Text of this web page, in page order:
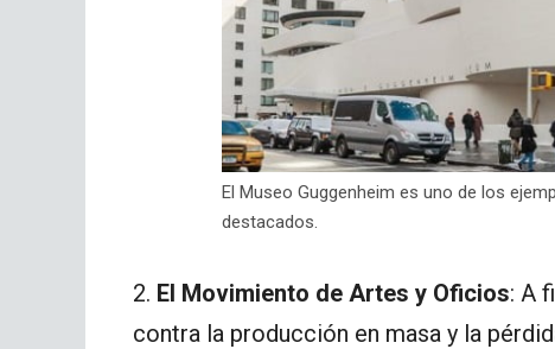
El Museo Guggenheim es uno de los
destacados.
2. El Movimiento de Artes y Oficios: A
contra la producción en masa y la